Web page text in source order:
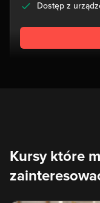
Dostęp z
Kursy które